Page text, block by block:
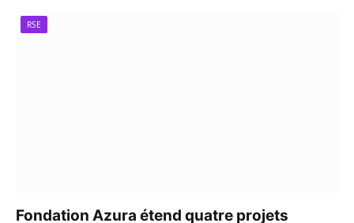
RSE
Fondation Azura étend quatre projets